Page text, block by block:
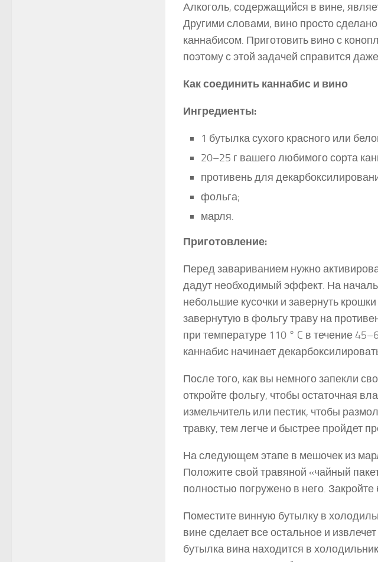
Алкоголь, содержащийся в вине,
Другими словами, вино просто
каннабисом. Приготовить вино с
поэтому с этой задачей справится
Как соединить каннабис и вино
Ингредиенты:
1 бутылка сухого красного или
20–25 г вашего любимого сорта
противень для
фольга;
марля.
Приготовление:
Перед завариванием нужно
дадут необходимый эффект. На
небольшие кусочки и завернуть
завернутую в фольгу траву на
при температуре 110 ° C в течение
каннабис начинает
После того, как вы немного запекли
откройте фольгу, чтобы остаточная
измельчитель или пестик, чтобы
травку, тем легче и быстрее пройдет
На следующем этапе в мешочек из
Положите свой травяной «чайный
полностью погружено в него. Закройте
Поместите винную бутылку в
вине сделает все остальное и
бутылка вина находится в